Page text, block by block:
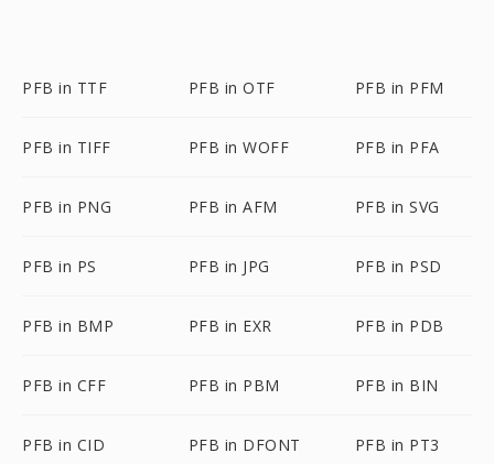
PFB in TTF PFB in OTF PFB in PFM
PFB in TIFF PFB in WOFF PFB in PFA
PFB in PNG PFB in AFM PFB in SVG
PFB in PS PFB in JPG PFB in PSD
PFB in BMP PFB in EXR PFB in PDB
PFB in CFF PFB in PBM PFB in BIN
PFB in CID PFB in DFONT PFB in PT3